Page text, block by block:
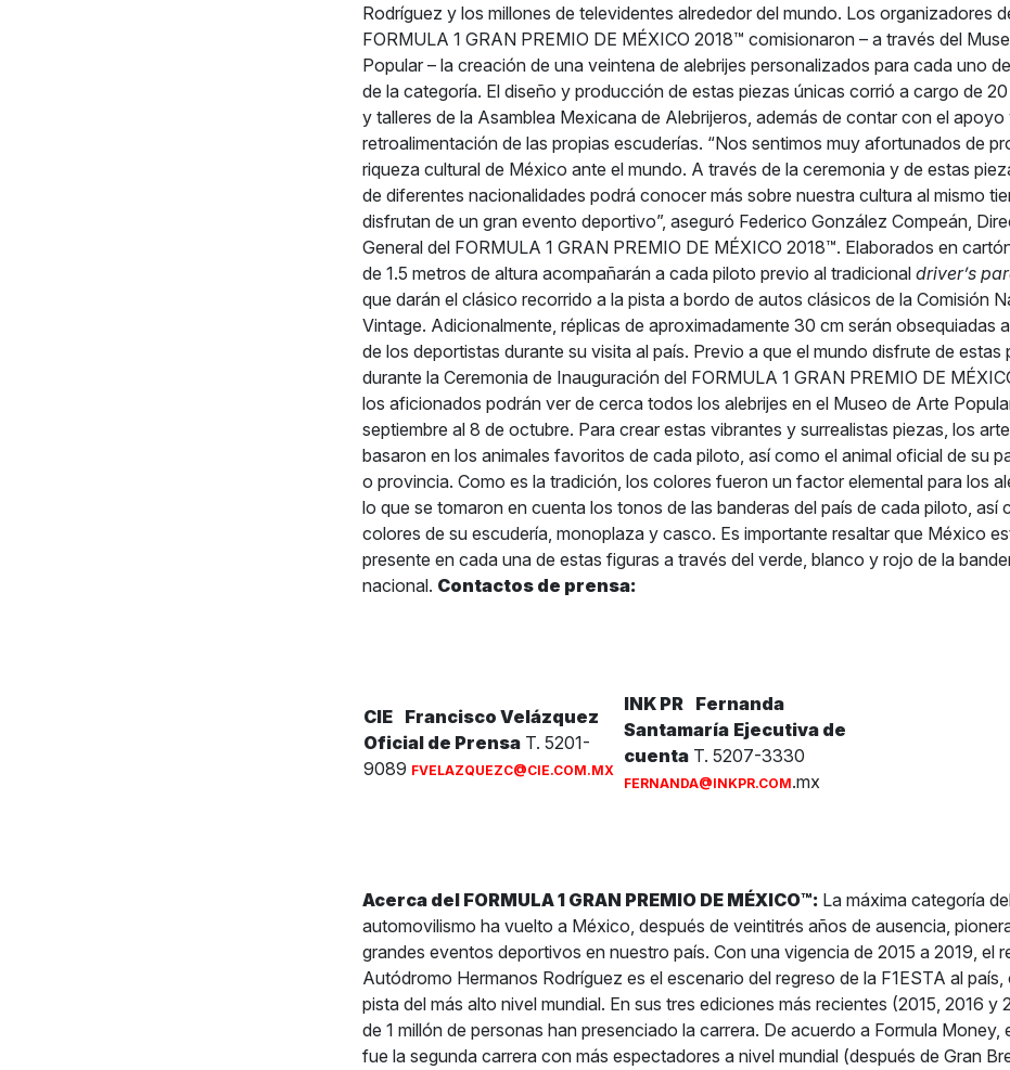
Rodríguez y los millones de televidentes alrededor del mundo. Los organizadores
FORMULA 1 GRAN PREMIO DE MÉXICO 2018™ comisionaron – a través del
Popular – la creación de una veintena de alebrijes personalizados para cada uno
de la categoría. El diseño y producción de estas piezas únicas corrió a cargo de
y talleres de la Asamblea Mexicana de Alebrijeros, además de contar con el apoyo
retroalimentación de las propias escuderías. “Nos sentimos muy afortunados de
riqueza cultural de México ante el mundo. A través de la ceremonia y de estas
de diferentes nacionalidades podrá conocer más sobre nuestra cultura al mismo
disfrutan de un gran evento deportivo”, aseguró Federico González Compeán,
General del FORMULA 1 GRAN PREMIO DE MÉXICO 2018™. Elaborados en
de 1.5 metros de altura acompañarán a cada piloto previo al tradicional driver’s
que darán el clásico recorrido a la pista a bordo de autos clásicos de la Comisión
Vintage. Adicionalmente, réplicas de aproximadamente 30 cm serán obsequiadas
de los deportistas durante su visita al país. Previo a que el mundo disfrute de estas
durante la Ceremonia de Inauguración del FORMULA 1 GRAN PREMIO DE
los aficionados podrán ver de cerca todos los alebrijes en el Museo de Arte
septiembre al 8 de octubre. Para crear estas vibrantes y surrealistas piezas, los
basaron en los animales favoritos de cada piloto, así como el animal oficial de su
o provincia. Como es la tradición, los colores fueron un factor elemental para los
lo que se tomaron en cuenta los tonos de las banderas del país de cada piloto, así
colores de su escudería, monoplaza y casco. Es importante resaltar que México
presente en cada una de estas figuras a través del verde, blanco y rojo de la
nacional. Contactos de prensa:
CIE
Francisco Velázquez
Oficial de PrensaT. 5201-
9089 FVELAZQUEZC@CIE.COM.MX
INK PR
Fernanda
Santamaría Ejecutiva de
cuentaT. 5207-3330
FERNANDA@INKPR.COM.mx
Acerca del FORMULA 1 GRAN PREMIO DE MÉXICO™:La máxima categoría
automovilismo ha vuelto a México, después de veintitrés años de ausencia,
grandes eventos deportivos en nuestro país. Con una vigencia de 2015 a 2019, el
Autódromo Hermanos Rodríguez es el escenario del regreso de la F1ESTA al país,
pista del más alto nivel mundial. En sus tres ediciones más recientes (2015, 2016 y
de 1 millón de personas han presenciado la carrera. De acuerdo a Formula Money,
fue la segunda carrera con más espectadores a nivel mundial (después de Gran